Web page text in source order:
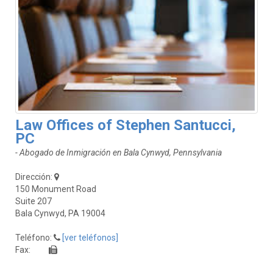
Law Offices of Stephen Santucci,
PC
- Abogado de Inmigración en Bala Cynwyd, Pennsylvania
Dirección:
150 Monument Road
Suite 207
Bala Cynwyd, PA 19004
Teléfono:
[ver teléfonos]
Fax: